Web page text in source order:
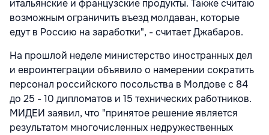
итальянские и французские продукты. Также считаю
возможным ограничить въезд молдаван, которые
едут в Россию на заработки", - считает Джабаров.
На прошлой неделе министерство иностранных дел
и евроинтеграции объявило о намерении сократить
персонал российского посольства в Молдове с 84
до 25 - 10 дипломатов и 15 технических работников.
МИДЕИ заявил, что "принятое решение является
результатом многочисленных недружественных